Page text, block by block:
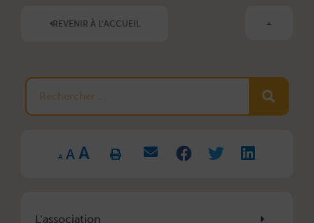
REVENIR À L'ACCUEIL
Rechercher
A
Decrease
font
size.
A Reset
font
size.
A Increase
font
size.
L’association